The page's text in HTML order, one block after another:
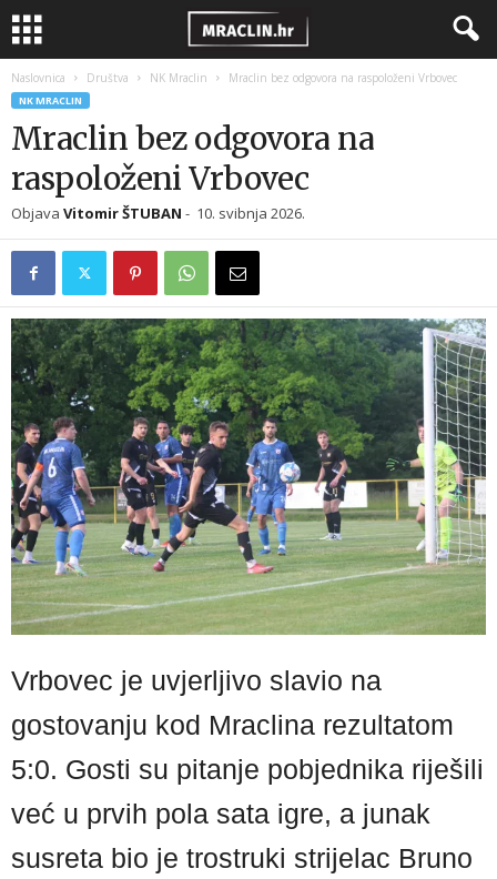
Naslovnica Društva NK Mraclin Mraclin bez odgovora na raspoloženi Vrbovec
NK MRACLIN
Mraclin bez odgovora na
raspoloženi Vrbovec
Objava Vitomir ŠTUBAN - 10. svibnja 2026.
Vrbovec je uvjerljivo slavio na
gostovanju kod Mraclina rezultatom
5:0. Gosti su pitanje pobjednika riješili
već u prvih pola sata igre, a junak
susreta bio je trostruki strijelac Bruno